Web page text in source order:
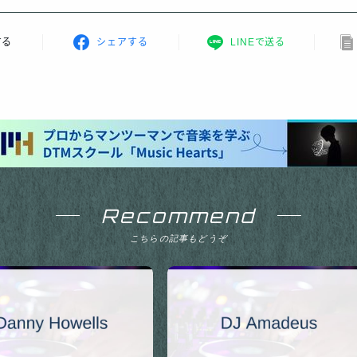
シェアする LINEで送る
Recommend
こちらの記事もどうぞ